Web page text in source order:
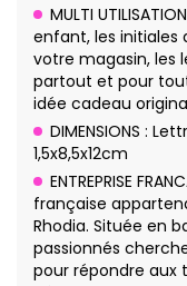
MULTI
enfant, les initiales
votre magasin, les
partout et pour
idée cadeau
DIMENSIONS :
1,5x8,5x12cm
ENTREPRISE
française
Rhodia. Située en
passionnés
pour répondre aux